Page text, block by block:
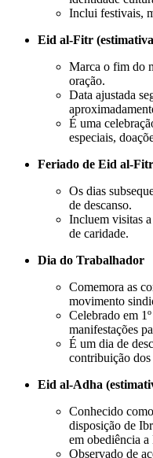
Inclui festivais,
Eid al-Fitr
Marca o fim do
oração.
Data ajustada
É uma
especiais,
Feriado de Eid al-
Os dias
de descanso.
Incluem visitas
de caridade.
Dia do Trabalhador
Comemora as
movimento
Celebrado em
manifestações
É um dia de
contribuição dos
Eid al-Adha
Conhecido
disposição de
em obediência a
Observado de